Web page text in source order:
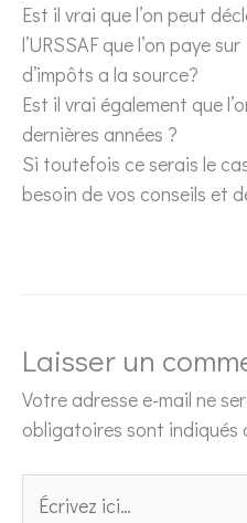
Est il vrai que l’on peut
l’URSSAF que l’on paye
d’impôts a la source?
Est il vrai également que
dernières années ?
Si toutefois ce serais le
besoin de vos conseils et
Laisser un
Votre adresse e-mail ne
obligatoires sont indiqués
Écrivez